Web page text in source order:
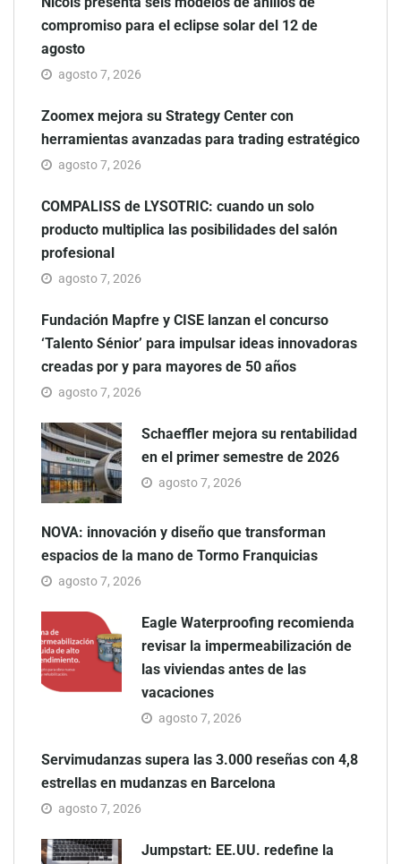
compromiso para el eclipse solar del 12 de
agosto
agosto 7, 2026
Zoomex mejora su Strategy Center con
herramientas avanzadas para trading estratégico
agosto 7, 2026
COMPALISS de LYSOTRIC: cuando un solo
producto multiplica las posibilidades del salón
profesional
agosto 7, 2026
Fundación Mapfre y CISE lanzan el concurso
‘Talento Sénior’ para impulsar ideas innovadoras
creadas por y para mayores de 50 años
agosto 7, 2026
Schaeffler mejora su rentabilidad
en el primer semestre de 2026
agosto 7, 2026
NOVA: innovación y diseño que transforman
espacios de la mano de Tormo Franquicias
agosto 7, 2026
Eagle Waterproofing recomienda
revisar la impermeabilización de
las viviendas antes de las
vacaciones
agosto 7, 2026
Servimudanzas supera las 3.000 reseñas con 4,8
estrellas en mudanzas en Barcelona
agosto 7, 2026
Jumpstart: EE.UU. redefine la